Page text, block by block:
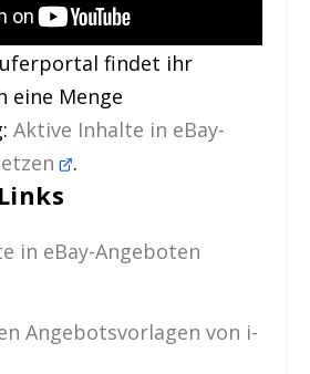
findet ihr
eine Menge
Aktive Inhalte in eBay-
.
in eBay-Angeboten
Angebotsvorlagen von i-